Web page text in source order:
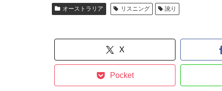
オーストラリア リスニング 訛り
X
Pocket